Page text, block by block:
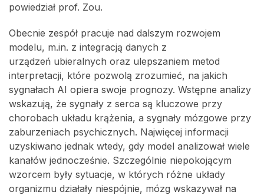
powiedział prof. Zou.
Obecnie zespół pracuje nad dalszym rozwojem
modelu, m.in. z integracją danych z
urządzeń ubieralnych oraz ulepszaniem metod
interpretacji, które pozwolą zrozumieć, na jakich
sygnałach AI opiera swoje prognozy. Wstępne analizy
wskazują, że sygnały z serca są kluczowe przy
chorobach układu krążenia, a sygnały mózgowe przy
zaburzeniach psychicznych. Najwięcej informacji
uzyskiwano jednak wtedy, gdy model analizował wiele
kanałów jednocześnie. Szczególnie niepokojącym
wzorcem były sytuacje, w których różne układy
organizmu działały niespójnie, mózg wskazywał na